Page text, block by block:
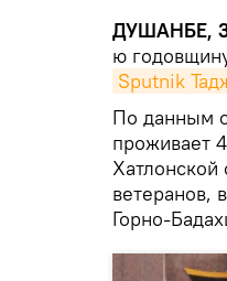
ДУШАНБЕ,
ю
Sputnik
По данным
проживает
Хатлонской
ветеранов,
Горно-